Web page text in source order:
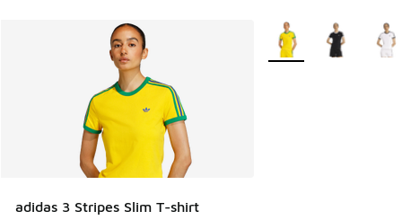
adidas 3 Stripes Slim T-shirt
Plus de couleurs